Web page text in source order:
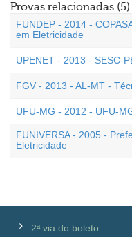
Provas relacionadas (5)
FUNDEP - 2014 -
em Eletricidade
UPENET - 2013 - SESC-
FGV - 2013 - AL-MT -
UFU-MG - 2012 - UFU-
FUNIVERSA - 2005 -
Eletricidade
2ª via do boleto